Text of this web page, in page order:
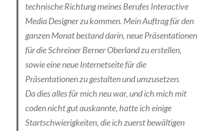
technische Richtung meines Berufes Interactive
Media Designer zu kommen. Mein Auftrag für den
ganzen Monat bestand darin, neue Präsentationen
für die Schreiner Berner Oberland zu erstellen,
sowie eine neue Internetseite für die
Präsentationen zu gestalten und umzusetzen.
Da dies alles für mich neu war, und ich mich mit
coden nicht gut auskannte, hatte ich einige
Startschwierigkeiten, die ich zuerst bewältigen